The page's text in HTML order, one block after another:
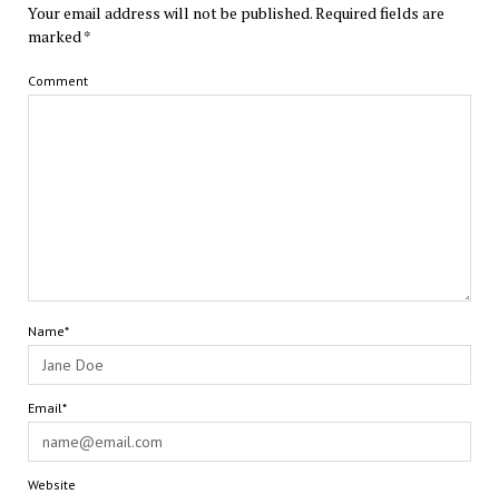
Your email address will not be published.Required fields are
marked *
Comment
Name*
Email*
Website